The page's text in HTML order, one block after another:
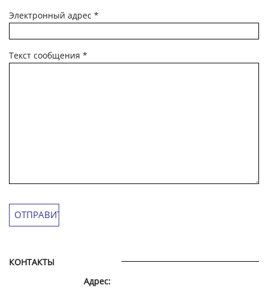
Электронный адрес *
Текст сообщения *
КОНТАКТЫ
Адрес: